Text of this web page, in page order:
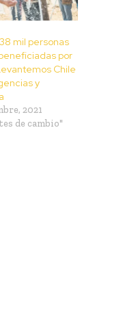
mil personas
por
Chile
y
2021
de cambio"